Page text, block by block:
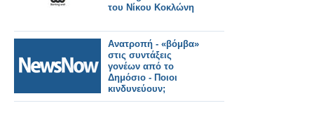
του Νίκου Κοκλώνη
Ανατροπή - «βόμβα»
στις συντάξεις
γονέων από το
Δημόσιο - Ποιοι
κινδυνεύουν;